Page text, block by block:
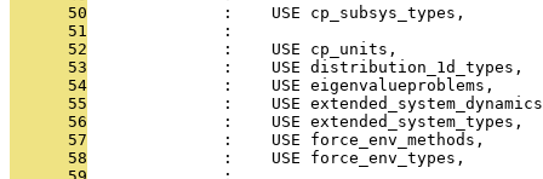
      50
:    USE cp_subsys_types,
      51
:
      52
:    USE cp_units,
      53
:    USE distribution_1d_types,
      54
:    USE eigenvalueproblems,
      55
:    USE
      56
:    USE extended_system_types,
      57
:    USE force_env_methods,
      58
:    USE force_env_types,